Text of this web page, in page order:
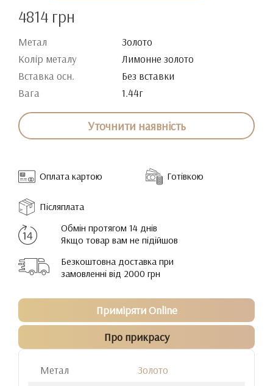
4814 грн
Метал
Золото
Колір металу
Лимонне золото
Вставка осн.
Без вставки
Вага
1.44г
Уточнити наявність
Оплата картою Готівкою
Післяплата
Обмін протягом 14 днів
Якщо товар вам не підійшов
Безкоштовна доставка при
замовленні від 2000 грн
Приміряти Online
Про прикрасу
Метал
Золото